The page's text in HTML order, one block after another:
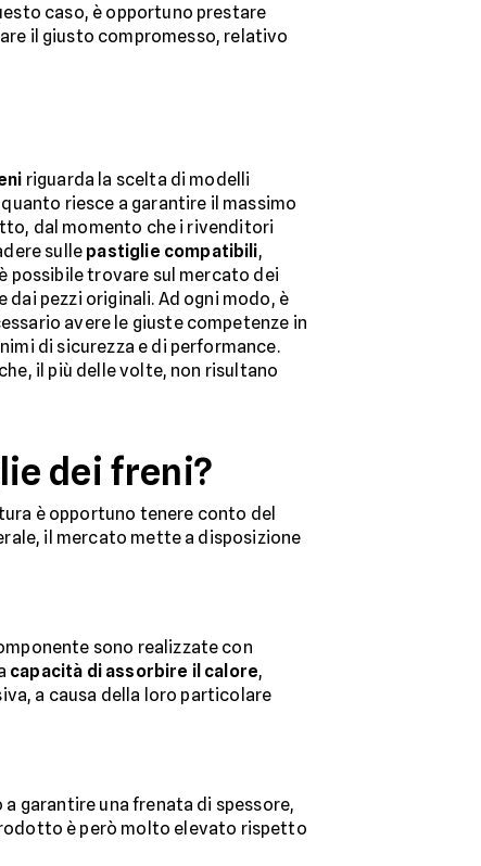
caso, è opportuno prestare
il giusto compromesso, relativo
riguarda la scelta di modelli
riesce a garantire il massimo
dal momento che i rivenditori
sulle pastiglie compatibili,
possibile trovare sul mercato dei
pezzi originali. Ad ogni modo, è
avere le giuste competenze in
di sicurezza e di performance.
il più delle volte, non risultano
dei freni?
è opportuno tenere conto del
il mercato mette a disposizione
sono realizzate con
capacità di assorbire il calore,
a causa della loro particolare
a garantire una frenata di spessore,
è però molto elevato rispetto